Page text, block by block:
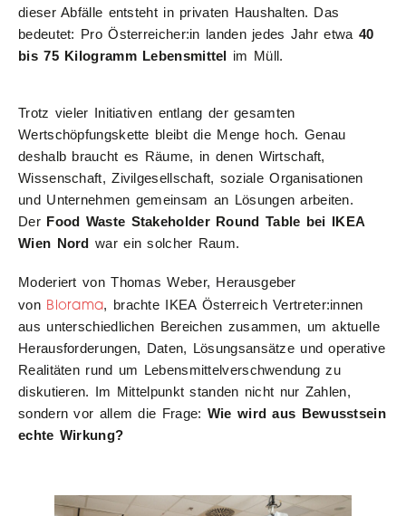
dieser Abfälle entsteht in privaten Haushalten. Das
bedeutet: Pro Österreicher:in landen jedes Jahr etwa 40
bis 75 Kilogramm Lebensmittel
im Müll.
Trotz vieler Initiativen entlang der gesamten
Wertschöpfungskette bleibt die Menge hoch. Genau
deshalb braucht es Räume, in denen Wirtschaft,
Wissenschaft, Zivilgesellschaft, soziale Organisationen
und Unternehmen gemeinsam an Lösungen arbeiten.
Der Food Waste Stakeholder Round Table bei IKEA
Wien Nord war ein solcher Raum.
Moderiert von Thomas Weber, Herausgeber
von Biorama, brachte IKEA Österreich Vertreter:innen
aus unterschiedlichen Bereichen zusammen, um aktuelle
Herausforderungen, Daten, Lösungsansätze und operative
Realitäten rund um Lebensmittelverschwendung zu
diskutieren. Im Mittelpunkt standen nicht nur Zahlen,
sondern vor allem die Frage: Wie wird aus Bewusstsein
echte Wirkung?